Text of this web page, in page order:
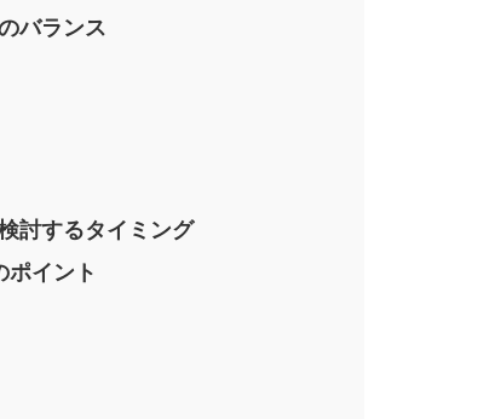
バランス
討するタイミング
ポイント